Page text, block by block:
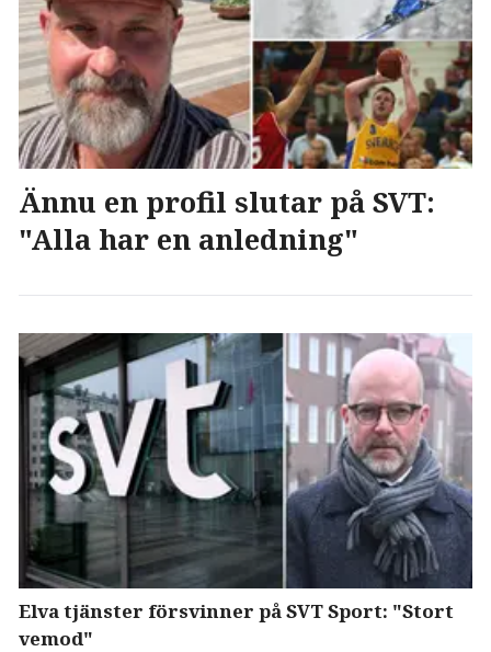
Ännu en profil slutar på SVT:
"Alla har en anledning"
Elva tjänster försvinner på SVT Sport: "Stort
vemod"